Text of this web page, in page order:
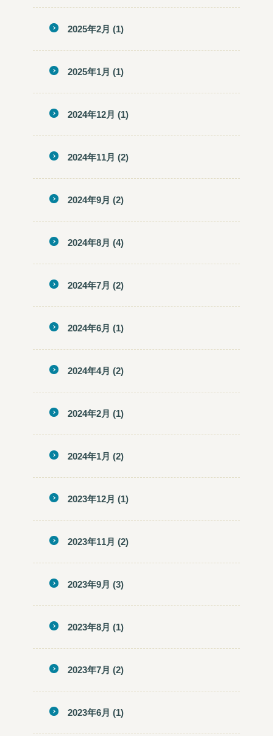
2025年2月 (1)
2025年1月 (1)
2024年12月 (1)
2024年11月 (2)
2024年9月 (2)
2024年8月 (4)
2024年7月 (2)
2024年6月 (1)
2024年4月 (2)
2024年2月 (1)
2024年1月 (2)
2023年12月 (1)
2023年11月 (2)
2023年9月 (3)
2023年8月 (1)
2023年7月 (2)
2023年6月 (1)